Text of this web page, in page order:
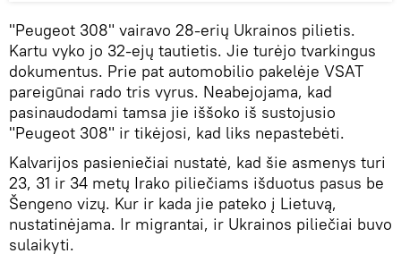
"Peugeot 308" vairavo 28-erių Ukrainos pilietis.
Kartu vyko jo 32-ejų tautietis. Jie turėjo tvarkingus
dokumentus. Prie pat automobilio pakelėje VSAT
pareigūnai rado tris vyrus. Neabejojama, kad
pasinaudodami tamsa jie iššoko iš sustojusio
"Peugeot 308" ir tikėjosi, kad liks nepastebėti.
Kalvarijos pasieniečiai nustatė, kad šie asmenys turi
23, 31 ir 34 metų Irako piliečiams išduotus pasus be
Šengeno vizų. Kur ir kada jie pateko į Lietuvą,
nustatinėjama. Ir migrantai, ir Ukrainos piliečiai buvo
sulaikyti.